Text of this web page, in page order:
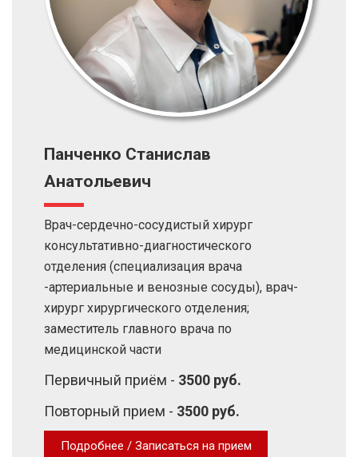
Панченко Станислав
Анатольевич
Врач-сердечно-сосудистый хирург
консультативно-диагностического
отделения (специализация врача
-артериальные и венозные сосуды), врач-
хирург хирургического отделения;
заместитель главного врача по
медицинской части
Первичный приём - 3500 руб.
Повторный прием - 3500 руб.
Подробнее / Записаться на прием